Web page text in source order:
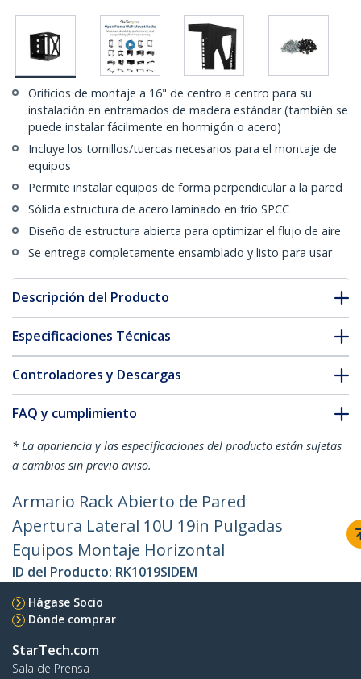
Orificios de montaje a 16" de centro a centro para su
instalación en entramados de madera estándar (también se
puede instalar fácilmente en hormigón o acero)
Incluye los tornillos/tuercas necesarios para el montaje de
equipos
Permite instalar equipos de forma perpendicular a la pared
Sólida estructura de acero laminado en frío SPCC
Diseño de estructura abierta para optimizar el flujo de aire
Se entrega completamente ensamblado y listo para usar
Descripción del Producto
Especificaciones Técnicas
Controladores y Descargas
FAQ y cumplimiento
* La apariencia y las especificaciones del producto están sujetas
a cambios sin previo aviso.
Armario Rack Abierto de Pared
Apertura Lateral 10U 19in Pulgadas
Equipos Montaje Horizontal
ID del Producto: RK1019SIDEM
Hágase Socio
Dónde comprar
StarTech.com
Sala de Prensa